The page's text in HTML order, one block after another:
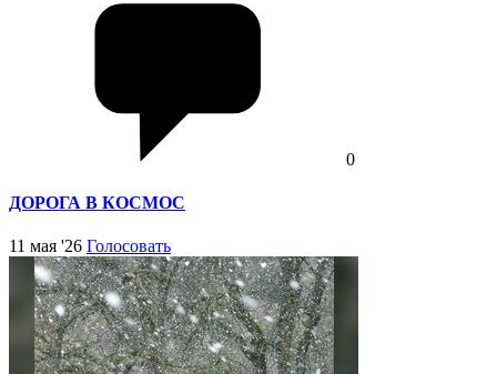
0
ДОРОГА В КОСМОС
11 мая '26 Голосовать